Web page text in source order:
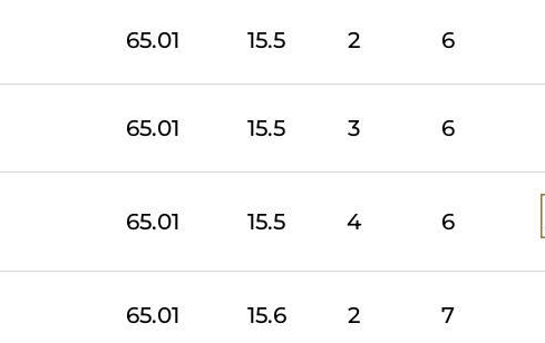
65.01 15.5 2 6
65.01 15.5 3 6
65.01 15.5 4 6
65.01 15.6 2 7